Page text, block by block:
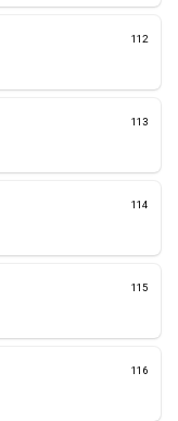
112
113
114
115
116